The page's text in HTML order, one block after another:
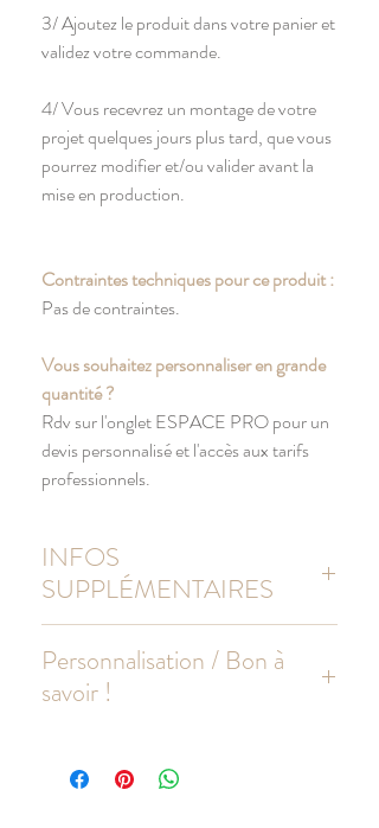
3/ Ajoutez le produit dans votre panier et
validez votre commande.
4/ Vous recevrez un montage de votre
projet quelques jours plus tard, que vous
pourrez modifier et/ou valider avant la
mise en production.
Contraintes techniques pour ce produit :
Pas de contraintes.
Vous souhaitez personnaliser en grande
quantité ?
Rdv sur l'onglet ESPACE PRO pour un
devis personnalisé et l'accès aux tarifs
professionnels.
INFOS
SUPPLÉMENTAIRES
soufflet et poignées tissées de 55 cm.
Poche intérieure zippée
Dimensions : 72 x 48 x 15 cm
Personnalisation / Bon à
savoir !
comporter de légères différences avec le
rendu final. Le logiciel recalcule